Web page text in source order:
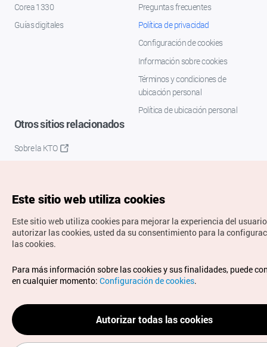
Corea 1330
Guías digitales
Preguntas frecuentes
Política de privacidad
Configuración de cookies
Información sobre cookies
Términos y condiciones de
ubicación personal
Política de ubicación personal
Otros sitios relacionados
Sobre la KTO
Copyrights © Organización de Turismo de Corea. Todos los
derechos reservados.
Para informes de errores y cuestiones relacionadas con el
sitio web, dirija sus consultas al correoelectrónico oficial:
spanish@knto.or.kr
Este sitio web utiliza cookies
Este sitio web utiliza cookies para mejorar la experiencia del
autorizar las cookies, usted da su consentimiento para la
las cookies.
Para más información sobre las cookies y sus finalidades, puede
en cualquier momento: Configuración de cookies.
Autorizar todas las cookies